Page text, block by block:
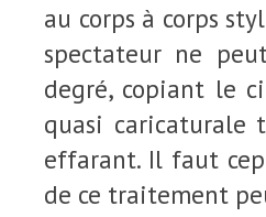
au corps à corps
spectateur ne
degré, copiant le
quasi caricaturale
effarant. Il faut
de ce traitement